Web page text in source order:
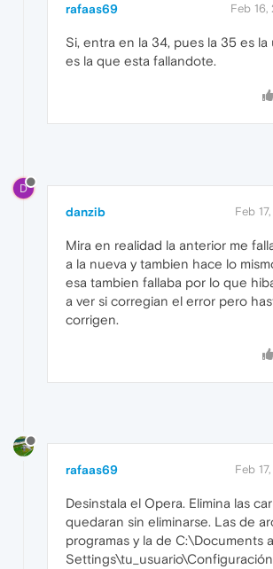
rafaas69 Feb 16,
Si, entra en la 34, pues la 35 es la
es la que esta fallandote.
D
danzib Feb
Mira en realidad la anterior me
a la nueva y tambien hace lo
esa tambien fallaba por lo que
a ver si corregian el error pero
corrigen.
rafaas69 Feb
Desinstala el Opera. Elimina las
quedaran sin eliminarse. Las de
programas y la de C:\Documents